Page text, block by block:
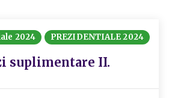
2024 PREZIDENTIALE 2024
suplimentare II.